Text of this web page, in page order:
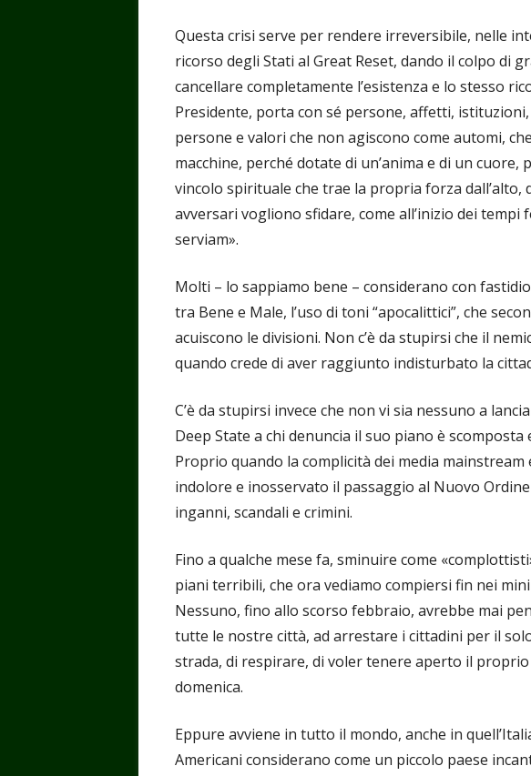
Questa crisi serve per rendere irreversibile, nelle
ricorso degli Stati al Great Reset, dando il colpo di
cancellare completamente l’esistenza e lo stesso
Presidente, porta con sé persone, affetti,
persone e valori che non agiscono come automi,
macchine, perché dotate di un’anima e di un
vincolo spirituale che trae la propria forza dall’alto,
avversari vogliono sfidare, come all’inizio dei tempi
serviam».
Molti – lo sappiamo bene – considerano con
tra Bene e Male, l’uso di toni “apocalittici”, che
acuiscono le divisioni. Non c’è da stupirsi che il
quando crede di aver raggiunto indisturbato la
C’è da stupirsi invece che non vi sia nessuno a
Deep State a chi denuncia il suo piano è
Proprio quando la complicità dei media
indolore e inosservato il passaggio al Nuovo
inganni, scandali e crimini.
Fino a qualche mese fa, sminuire come
piani terribili, che ora vediamo compiersi fin nei
Nessuno, fino allo scorso febbraio, avrebbe mai
tutte le nostre città, ad arrestare i cittadini per il
strada, di respirare, di voler tenere aperto il
domenica.
Eppure avviene in tutto il mondo, anche in
Americani considerano come un piccolo paese